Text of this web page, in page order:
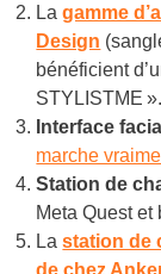
Lagamme
Design
bénéficient
STYLISTME ».
Interface
marche
Station de
Meta Quest
Lastation de
de chez